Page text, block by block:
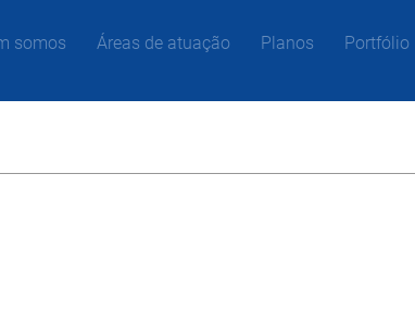
somos Áreas de atuação Planos Portfólio